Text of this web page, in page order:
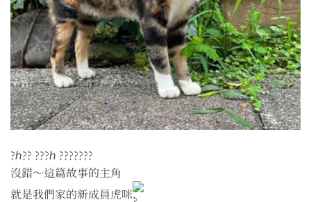
?ℎ?? ???ℎ ???????
沒錯～這篇故事的主角
就是我們家的新成員虎咪